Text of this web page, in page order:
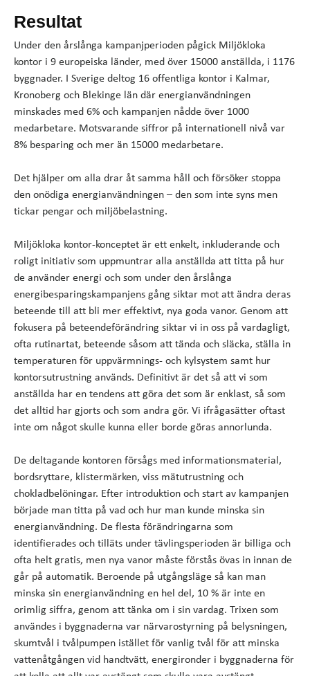
Resultat
Under den årslånga kampanjperioden pågick Miljökloka
kontor i 9 europeiska länder, med över 15000 anställda, i 1176
byggnader. I Sverige deltog 16 offentliga kontor i Kalmar,
Kronoberg och Blekinge län där energianvändningen
minskades med 6% och kampanjen nådde över 1000
medarbetare. Motsvarande siffror på internationell nivå var
8% besparing och mer än 15000 medarbetare.
Det hjälper om alla drar åt samma håll och försöker stoppa
den onödiga energianvändningen – den som inte syns men
tickar pengar och miljöbelastning.
Miljökloka kontor-konceptet är ett enkelt, inkluderande och
roligt initiativ som uppmuntrar alla anställda att titta på hur
de använder energi och som under den årslånga
energibesparingskampanjens gång siktar mot att ändra deras
beteende till att bli mer effektivt, nya goda vanor. Genom att
fokusera på beteendeförändring siktar vi in oss på vardagligt,
ofta rutinartat, beteende såsom att tända och släcka, ställa in
temperaturen för uppvärmnings- och kylsystem samt hur
kontorsutrustning används. Definitivt är det så att vi som
anställda har en tendens att göra det som är enklast, så som
det alltid har gjorts och som andra gör. Vi ifrågasätter oftast
inte om något skulle kunna eller borde göras annorlunda.
De deltagande kontoren försågs med informationsmaterial,
bordsryttare, klistermärken, viss mätutrustning och
chokladbelöningar. Efter introduktion och start av kampanjen
började man titta på vad och hur man kunde minska sin
energianvändning. De flesta förändringarna som
identifierades och tilläts under tävlingsperioden är billiga och
ofta helt gratis, men nya vanor måste förstås övas in innan de
går på automatik. Beroende på utgångsläge så kan man
minska sin energianvändning en hel del, 10 % är inte en
orimlig siffra, genom att tänka om i sin vardag. Trixen som
användes i byggnaderna var närvarostyrning på belysningen,
skumtvål i tvålpumpen istället för vanlig tvål för att minska
vattenåtgången vid handtvätt, energironder i byggnaderna för